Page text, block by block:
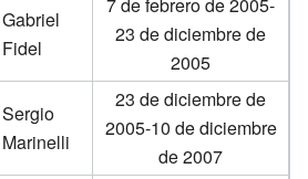
Gabriel
Fidel
7 de febrero de 2005-
23 de diciembre de
2005
Sergio
Marinelli
23 de diciembre de
2005-10 de diciembre
de 2007